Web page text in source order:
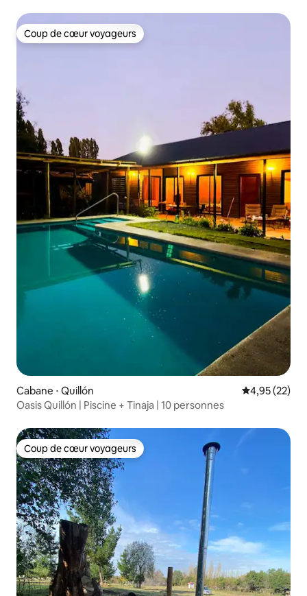
Coup de cœur voyageurs
Coup de cœur voyageurs
Cabane ⋅ Quillón Évaluation
4,95 (22)
Oasis Quillón | Piscine + Tinaja | 10 personnes
Coup de cœur voyageurs
Coup de cœur voyageurs